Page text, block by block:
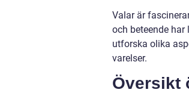
Valar är
och beteende
utforska olika
varelser.
Översikt